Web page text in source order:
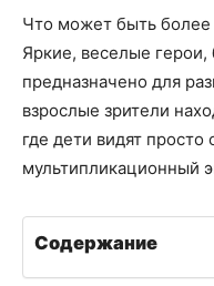
Что может быть
Яркие, веселые
предназначено для
взрослые зрители
где дети видят просто
мультипликационный
Содержание